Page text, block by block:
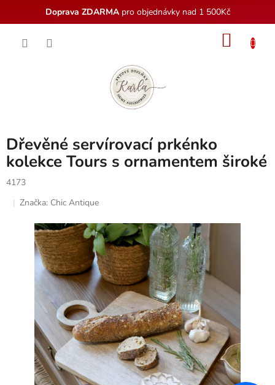
Doprava ZDARMApro objednávky nad 1 500Kč
Dřevěné servírovací prkénko
kolekce Tours s ornamentem široké
4173
Značka: Chic Antique